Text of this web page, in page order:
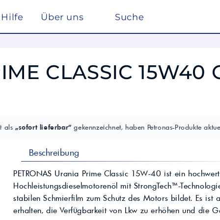
Hilfe Über uns Suche
Pflege, Reinigung und Optimierung
Industrieöle
Traktoröle
Motorrad
Hydrauliköle
Schmierfette
Spezialöle
Reinigung &
Wasseraufbereitung
Industriechemie
Futtermittel
Kosmetik
Entschwefelung
und Farbmittel für
Individuelle Lösungen
Liter
elf Glysantin
REFLEX Total
VW
CLASSIC 15W40
als„sofort lieferbar“ gekennzeichnet, haben Petronas-Produkte
Beschreibung
PETRONAS Urania Prime Classic 15W-40 ist ein
Hochleistungsdieselmotorenöl mit StrongTech™-
stabilen Schmierfilm zum Schutz des Motors bildet. Es ist
erhalten, die Verfügbarkeit von Lkw zu erhöhen und die